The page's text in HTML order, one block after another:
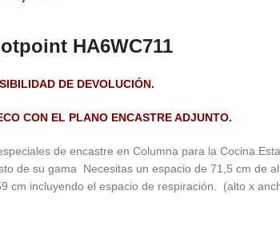
HA6WC711
DE DEVOLUCIÓN.
CON EL PLANO ENCASTRE ADJUNTO.
de encastre en Columna para la
de su gama Necesitas un espacio de 71,5 cm de
cm incluyendo el espacio de respiración. (alto x